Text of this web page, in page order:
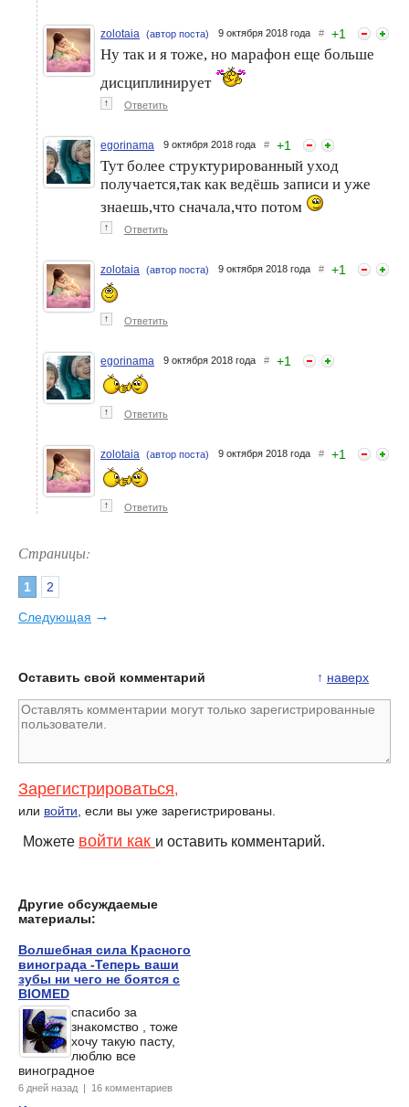
zolotaia (автор поста) 9 октября 2018 года # +1
Ну так и я тоже, но марафон еще больше
дисциплинирует
↑ Ответить
egorinama 9 октября 2018 года # +1
Тут более структурированный уход
получается,так как ведёшь записи и уже
знаешь,что сначала,что потом
↑ Ответить
zolotaia (автор поста) 9 октября 2018 года # +1
↑ Ответить
egorinama 9 октября 2018 года # +1
↑ Ответить
zolotaia (автор поста) 9 октября 2018 года # +1
↑ Ответить
Страницы:
1 2
Следующая →
↑ наверх
Оставить свой комментарий
Зарегистрироваться,
или войти , если вы уже зарегистрированы.
Можете войти как и оставить комментарий.
Другие обсуждаемые
материалы:
Волшебная сила Красного
винограда -Теперь ваши
зубы ни чего не боятся с
BIOMED
спасибо за
знакомство , тоже
хочу такую пасту,
люблю все
виноградное
6 дней назад | 16 комментариев